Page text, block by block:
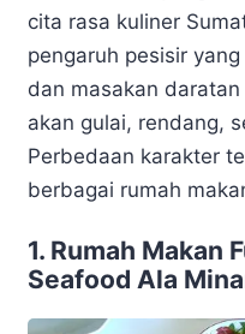
cita rasa kuliner
pengaruh pesisir
dan masakan
akan gulai, rendang,
Perbedaan karakter
berbagai rumah
1. Rumah Makan
Seafood Ala